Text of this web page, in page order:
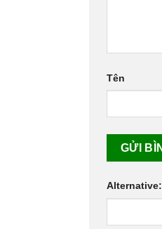
Tên
Alternative: